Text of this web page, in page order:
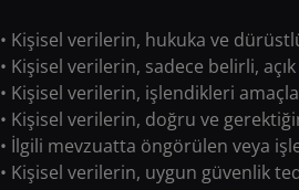
• Kişisel verilerin, hukuka ve
• Kişisel verilerin, sadece belirli,
• Kişisel verilerin, işlendikleri amaçla
• Kişisel verilerin, doğru ve
• İlgili mevzuatta öngörülen veya
• Kişisel verilerin, uygun güvenlik